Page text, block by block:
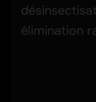
élimination